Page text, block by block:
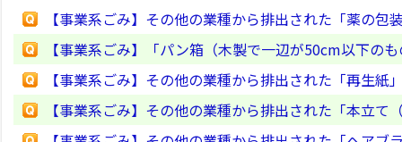
【事業系ごみ】その他の業種から排出された「薬の
【事業系ごみ】「パン箱（木製で一辺が50cm以下の
【事業系ごみ】その他の業種から排出された「再生
【事業系ごみ】その他の業種から排出された「本立